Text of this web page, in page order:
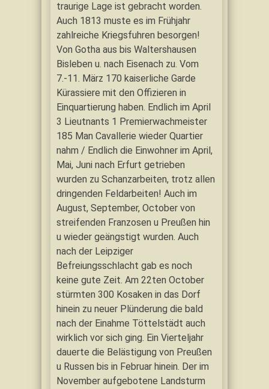
traurige Lage ist gebracht worden.
Auch 1813 muste es im Frühjahr
zahlreiche Kriegsfuhren besorgen!
Von Gotha aus bis Waltershausen
Bisleben u. nach Eisenach zu. Vom
7.-11. März 170 kaiserliche Garde
Kürassiere mit den Offizieren in
Einquartierung haben. Endlich im April
3 Lieutnants 1 Premierwachmeister
185 Man Cavallerie wieder Quartier
nahm / Endlich die Einwohner im April,
Mai, Juni nach Erfurt getrieben
wurden zu Schanzarbeiten, trotz allen
dringenden Feldarbeiten! Auch im
August, September, October von
streifenden Franzosen u Preußen hin
u wieder geängstigt wurden. Auch
nach der Leipziger
Befreiungsschlacht gab es noch
keine gute Zeit. Am 22ten October
stürmten 300 Kosaken in das Dorf
hinein zu neuer Plünderung die bald
nach der Einahme Töttelstädt auch
wirklich vor sich ging. Ein Vierteljahr
dauerte die Belästigung von Preußen
u Russen bis in Februar hinein. Der im
November aufgebotene Landsturm